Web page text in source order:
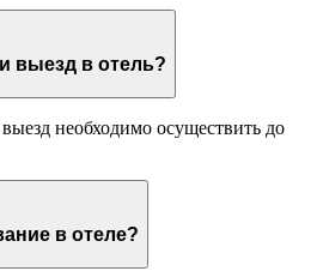
В какое время заезд и выезд в отель?
необходимо осуществить до
Как оплатить проживание в отеле?